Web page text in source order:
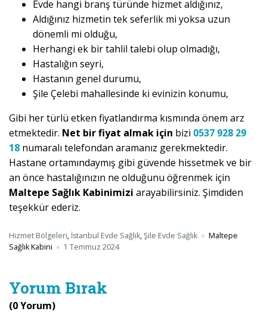
Evde hangi branş türünde hizmet aldığınız,
Aldığınız hizmetin tek seferlik mi yoksa uzun
dönemli mi olduğu,
Herhangi ek bir tahlil talebi olup olmadığı,
Hastalığın seyri,
Hastanın genel durumu,
Şile Çelebi mahallesinde ki evinizin konumu,
Gibi her türlü etken fiyatlandırma kısmında önem arz
etmektedir. Net bir fiyat almak için bizi 0537 928 29
18 numaralı telefondan aramanız gerekmektedir.
Hastane ortamındaymış gibi güvende hissetmek ve bir
an önce hastalığınızın ne olduğunu öğrenmek için
Maltepe Sağlık Kabinimizi arayabilirsiniz. Şimdiden
teşekkür ederiz.
Hizmet Bölgeleri, İstanbul Evde Sağlık,Şile Evde Sağlık
Maltepe
Sağlık Kabini
1 Temmuz 2024
Yorum Bırak
(0 Yorum)